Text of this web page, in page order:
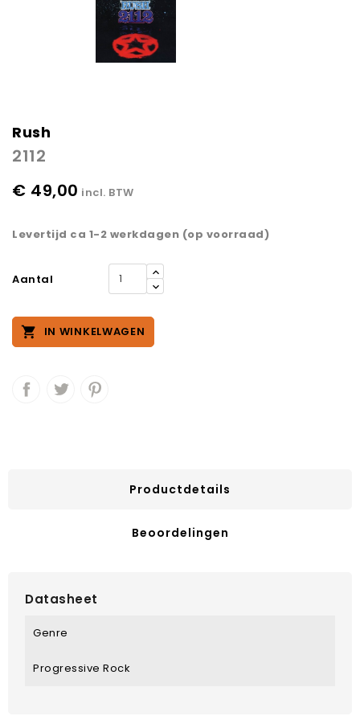
Rush
2112
€ 49,00 incl. BTW
Levertijd ca 1-2 werkdagen (op voorraad)
Aantal
 IN WINKELWAGEN
Productdetails
Beoordelingen
Datasheet
Genre
Progressive Rock